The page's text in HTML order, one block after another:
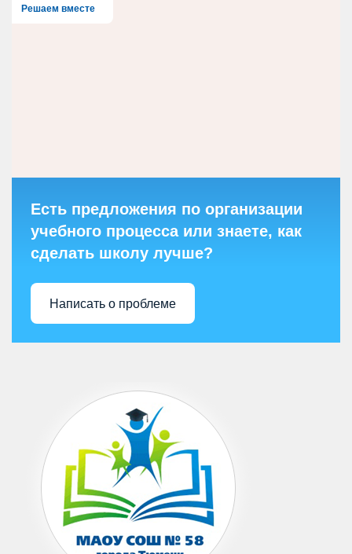
Решаем вместе
Есть предложения по организации
учебного процесса или знаете, как
сделать школу лучше?
Написать о проблеме